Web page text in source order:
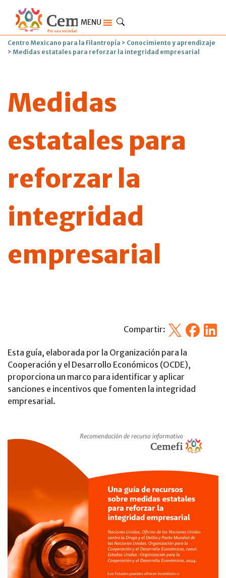
MENU
Centro Mexicano para la Filantropía > Conocimiento y aprendizaje
> Medidas estatales para reforzar la integridad empresarial
Medidas
estatales para
reforzar la
integridad
empresarial
Compartir: X Facebook
Esta guía, elaborada por la Organización para la
Cooperación y el Desarrollo Económicos (OCDE),
proporciona un marco para identificar y aplicar
sanciones e incentivos que fomenten la integridad
empresarial.